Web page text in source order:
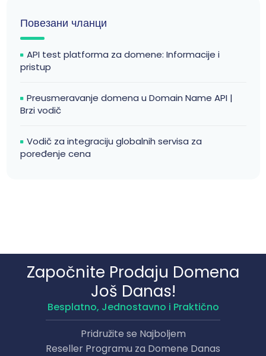
Повезани чланци
API test platforma za domene: Informacije i
pristup
Preusmeravanje domena u Domain Name API |
Brzi vodič
Vodič za integraciju globalnih servisa za
poređenje cena
Započnite Prodaju Domena
Još Danas!
Besplatno, Jednostavno i Praktično
Pridružite se Najboljem
Reseller Programu za Domene Danas